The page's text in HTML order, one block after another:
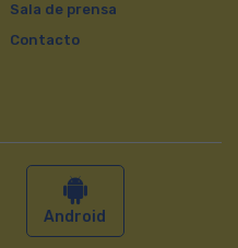
Sala de prensa
Contacto
Android